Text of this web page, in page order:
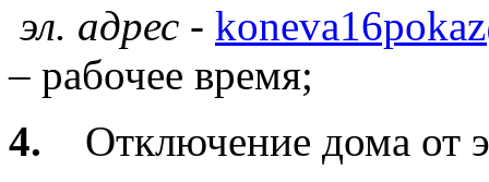
эл. адрес -
– рабочее время;
4. Отключение дома от